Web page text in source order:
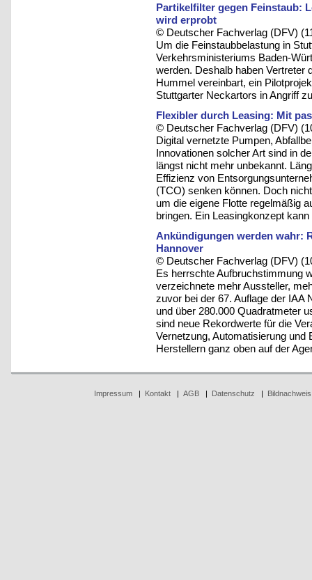
Partikelfilter gegen Feinstaub:
wird erprobt
© Deutscher Fachverlag (DFV)
Um die Feinstaubbelastung in
Verkehrsministeriums Baden-
werden. Deshalb haben Vertreter
Hummel vereinbart, ein
Stuttgarter Neckartors in Angriff
Flexibler durch Leasing: Mit
© Deutscher Fachverlag (DFV)
Digital vernetzte Pumpen,
Innovationen solcher Art sind in
längst nicht mehr unbekannt.
Effizienz von
(TCO) senken können. Doch
um die eigene Flotte regelmäßig
bringen. Ein Leasingkonzept kann
Ankündigungen werden wahr:
Hannover
© Deutscher Fachverlag (DFV)
Es herrschte Aufbruchstimmung
verzeichnete mehr Aussteller,
zuvor bei der 67. Auflage der IAA
und über 280.000 Quadratmeter
sind neue Rekordwerte für die
Vernetzung, Automatisierung und
Herstellern ganz oben auf der
Impressum| Kontakt| AGB| Datenschutz | Bildnachweis